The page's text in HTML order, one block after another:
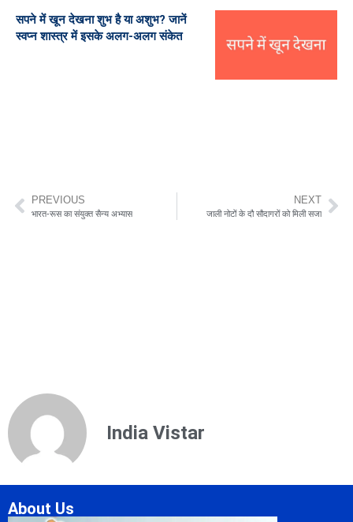
सपने में खून देखना शुभ है या अशुभ? जानें
स्वप्न शास्त्र में इसके अलग-अलग संकेत
PREVIOUS
भारत-रूस का संयुक्त सैन्य अभ्यास
NEXT
जाली नोटों के दौ सौदागरों को मिली सजा
India Vistar
About Us